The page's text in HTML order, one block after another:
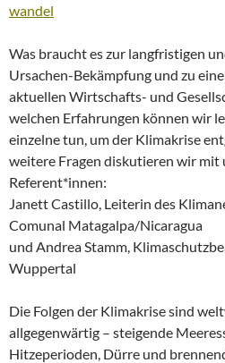
wandel
Was braucht es zur langfristigen
Ursachen-Bekämpfung und zu
aktuellen Wirtschafts- und
welchen Erfahrungen können wir
einzelne tun, um der Klimakrise
weitere Fragen diskutieren wir mit
Referent*innen:
Janett Castillo, Leiterin des
Comunal Matagalpa/Nicaragua
und Andrea Stamm,
Wuppertal
Die Folgen der Klimakrise sind
allgegenwärtig – steigende
Hitzeperioden, Dürre und